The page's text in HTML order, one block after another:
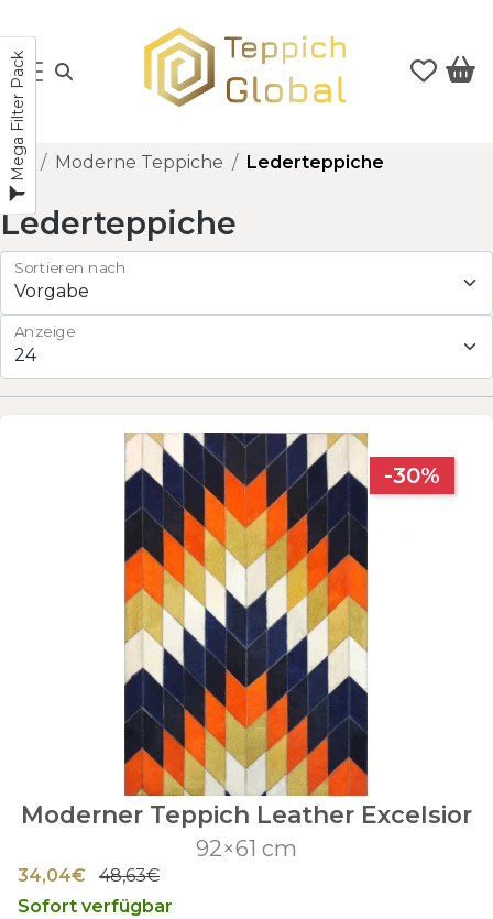
Mega Filter Pack Moderne Teppiche Lederteppiche
Lederteppiche
Sortieren nach
Anzeige
-30%
Moderner Teppich Leather Excelsior
92×61 cm
34,04€
48,63€
Sofort verfügbar